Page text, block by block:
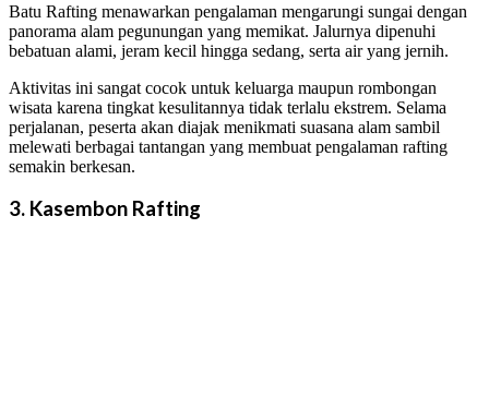
Batu Rafting menawarkan pengalaman mengarungi sungai dengan
panorama alam pegunungan yang memikat. Jalurnya dipenuhi
bebatuan alami, jeram kecil hingga sedang, serta air yang jernih.
Aktivitas ini sangat cocok untuk keluarga maupun rombongan
wisata karena tingkat kesulitannya tidak terlalu ekstrem. Selama
perjalanan, peserta akan diajak menikmati suasana alam sambil
melewati berbagai tantangan yang membuat pengalaman rafting
semakin berkesan.
3. Kasembon Rafting